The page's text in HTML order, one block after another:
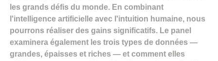
les grands défis du monde. En combinant
l'intelligence artificielle avec l'intuition humaine, nous
pourrons réaliser des gains significatifs. Le panel
examinera également les trois types de données —
grandes, épaisses et riches — et comment elles